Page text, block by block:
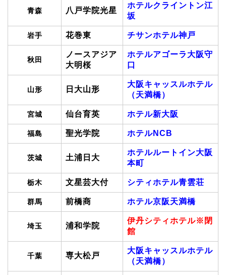
青森 八戸学院光星
ホテルクライントン江
坂
岩手 花巻東 チサンホテル神戸
秋田
ノースアジア
大明桜
ホテルアゴーラ大阪守
口
山形 日大山形
大阪キャッスルホテル
（天満橋）
宮城 仙台育英 ホテル新大阪
福島 聖光学院 ホテルNCB
茨城 土浦日大
ホテルルートイン大阪
本町
栃木 文星芸大付 シティホテル青雲荘
群馬 前橋商 ホテル京阪天満橋
埼玉 浦和学院
伊丹シティホテル※閉
館
千葉 専大松戸
大阪キャッスルホテル
（天満橋）